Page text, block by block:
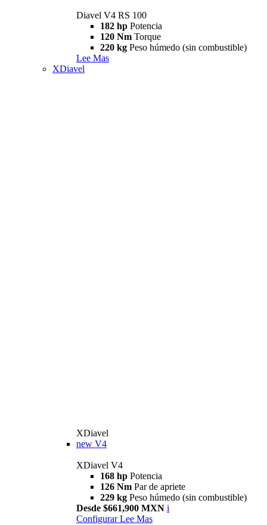
Diavel V4 RS 100
182 hp Potencia
120 Nm Torque
220 kg Peso húmedo (sin combustible)
Lee Mas
XDiavel
XDiavel
new V4
XDiavel V4
168 hp Potencia
126 Nm Par de apriete
229 kg Peso húmedo (sin combustible)
Desde $661,900 MXN i
Configurar Lee Mas